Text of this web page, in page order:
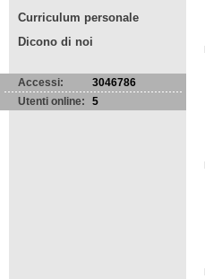
Curriculum personale
Dicono di noi
Accessi:
3046786
Utenti online:
5